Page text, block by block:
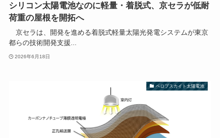
シリコン太陽電池なのに軽量・着脱式、京セラが低耐
荷重の屋根を開拓へ
京セラは、開発を進める着脱式軽量太陽光発電システムが東京
都らの技術開発支援...
2026年6月18日
ペロブスカイト太陽電池